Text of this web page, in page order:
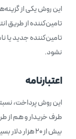
این روش یکی از
تامین‌کننده از طریق
تامین‌کننده جدید یا
نشود.
اعتبارنامه
این روش پرداخت،
طرف خریدار و هم از
بیش از 20 هزار دلار بسیار مناسب است.